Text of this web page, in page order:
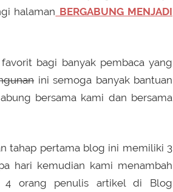
halaman BERGABUNG MENJADI
bagi banyak pembaca yang
ini semoga banyak bantuan
bersama kami dan bersama
tahap pertama blog ini memiliki 3
hari kemudian kami menambah
4 orang penulis artikel di Blog